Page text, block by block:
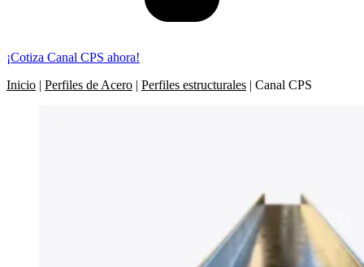
¡Cotiza Canal CPS ahora!
Inicio | Perfiles de Acero | Perfiles estructurales | Canal CPS